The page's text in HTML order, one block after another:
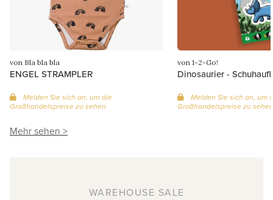
von Bla bla bla
ENGEL STRAMPLER
Melden Sie sich an, um die
Großhandelspreise zu sehen
von 1-2-Go!
Dinosaurier -
Melden Sie sich an, um
Großhandelspreise zu sehen
Mehr sehen >
WAREHOUSE SALE